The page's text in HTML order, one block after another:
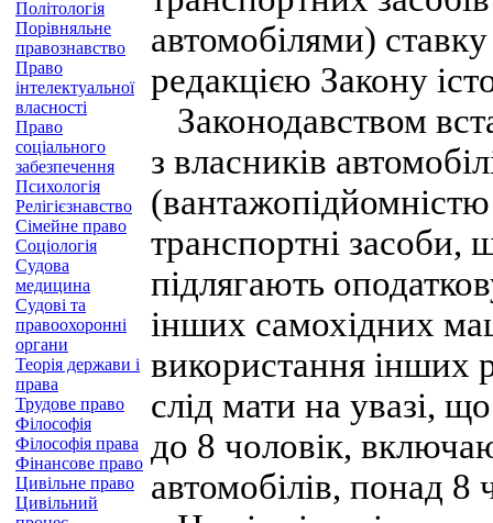
Політологія
Порівняльне
правознавство
Право
інтелектуальної
власності
Право
соціального
забезпечення
Психологія
Релігієзнавство
Сімейне право
Соціологія
Судова
медицина
Судові та
правоохоронні
органи
Теорія держави і
права
Трудове право
Філософія
Філософія права
Фінансове право
Цивільне право
Цивільний
автомобілями)
редакцією Закону
Законодавством
з власників
(вантажопідйомністю
транспортні засоби,
підлягають
інших самохідних
використання інших
слід мати на увазі,
до 8 чоловік,
автомобілів, понад 8